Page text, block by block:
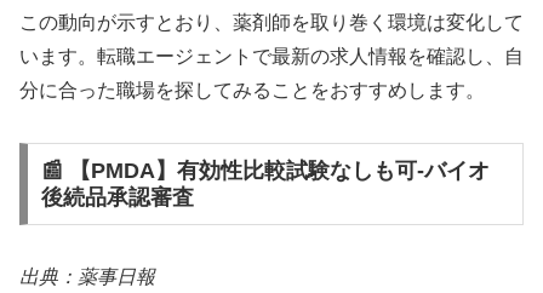
この動向が示すとおり、薬剤師を取り巻く環境は変化して
います。転職エージェントで最新の求人情報を確認し、自
分に合った職場を探してみることをおすすめします。
📰 【PMDA】有効性比較試験なしも可‐バイオ
後続品承認審査
出典：薬事日報